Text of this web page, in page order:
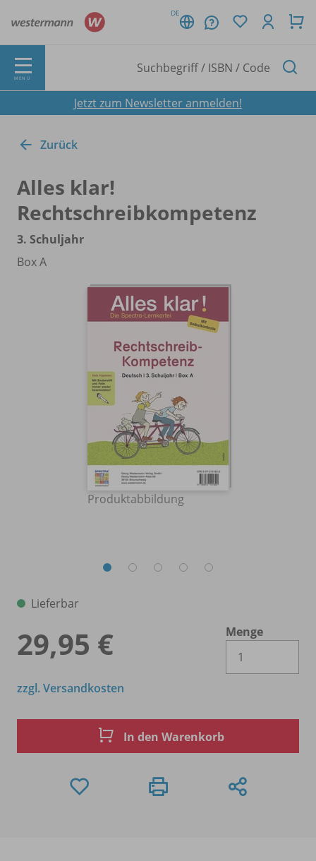
DE
MENÜ
Jetzt zum Newsletter anmelden!
Zurück
Alles klar!
Rechtschreibkompetenz
3. Schuljahr
Box A
Produktabbildung
Lieferbar
29,95 €
Menge
zzgl. Versandkosten
In den Warenkorb